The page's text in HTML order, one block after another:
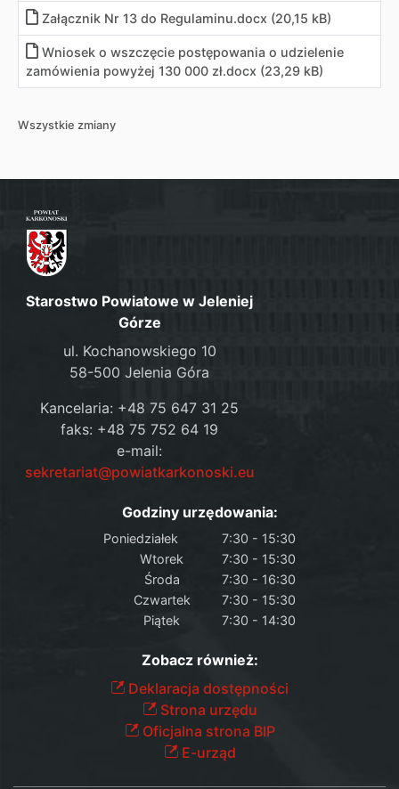
Załącznik Nr 13 do Regulaminu.docx (20,15 kB)
Wniosek o wszczęcie postępowania o udzielenie
zamówienia powyżej 130 000 zł.docx (23,29 kB)
Wszystkie zmiany
Starostwo Powiatowe w Jeleniej
Górze
ul. Kochanowskiego 10
58-500 Jelenia Góra
Kancelaria: +48 75 647 31 25
faks: +48 75 752 64 19
e-mail:
sekretariat@powiatkarkonoski.eu
Godziny urzędowania:
Poniedziałek
7:30 - 15:30
Wtorek
7:30 - 15:30
Środa
7:30 - 16:30
Czwartek
7:30 - 15:30
Piątek
7:30 - 14:30
Zobacz również:
Deklaracja dostępności
Strona urzędu
Oficjalna strona BIP
E-urząd